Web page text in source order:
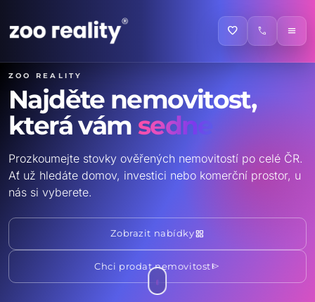
favorite call menu
ZOO reality
Najděte nemovitost,
která vám sedne
Prozkoumejte stovky ověřených nemovitostí po celé ČR.
Ať už hledáte domov, investici nebo komerční prostor, u
nás si vyberete.
Zobrazit nabídkygrid_view
Chci prodat nemovitostsend